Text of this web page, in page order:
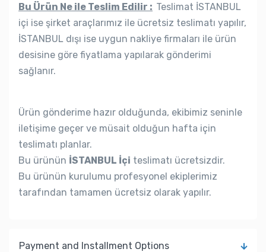
Bu Ürün Ne ile Teslim Edilir : Teslimat İSTANBUL
içi ise şirket araçlarımız ile ücretsiz teslimatı yapılır,
İSTANBUL dışı ise uygun nakliye firmaları ile ürün
desisine göre fiyatlama yapılarak gönderimi
sağlanır.
Ürün gönderime hazır olduğunda, ekibimiz seninle
iletişime geçer ve müsait olduğun hafta için
teslimatı planlar.
Bu ürünün İSTANBUL İçi teslimatı ücretsizdir.
Bu ürünün kurulumu profesyonel ekiplerimiz
tarafından tamamen ücretsiz olarak yapılır.
Payment and Installment Options